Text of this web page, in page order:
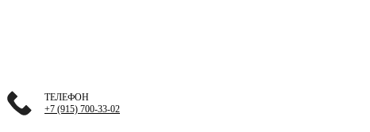
ТЕЛЕФОН
+7 (915) 700-33-02